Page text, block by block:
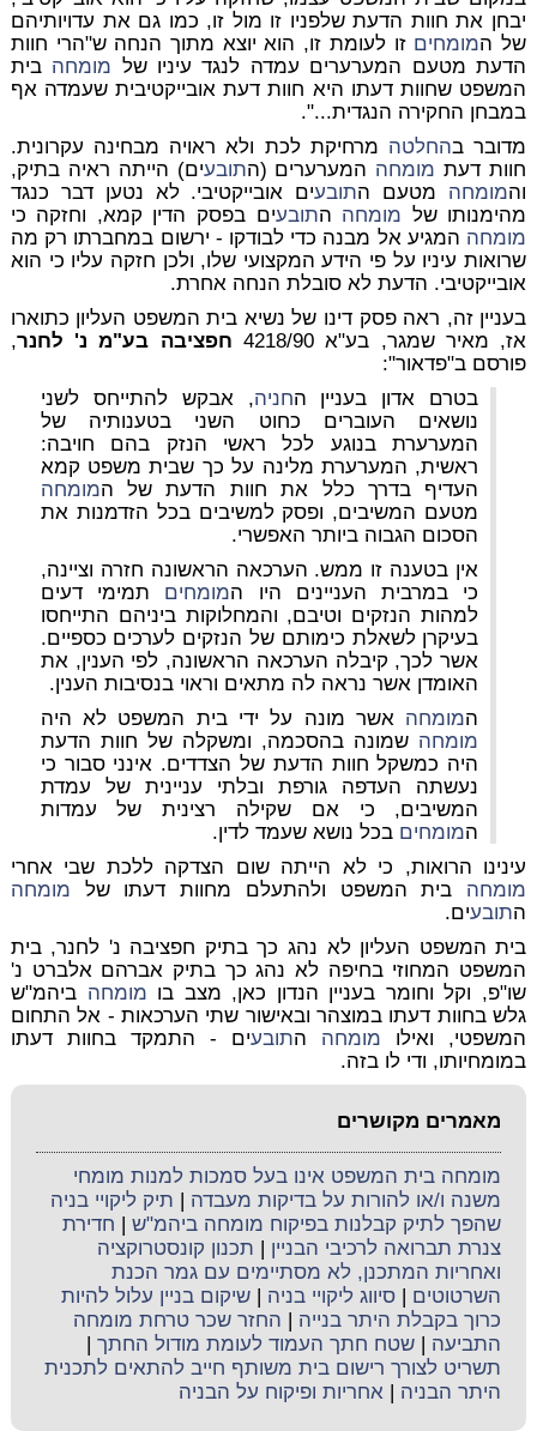
יבחן את חוות הדעת שלפניו זו מול זו, כמו גם את עדויותיהם
של המומחים זו לעומת זו, הוא יוצא מתוך הנחה ש"הרי חוות
הדעת מטעם המערערים עמדה לנגד עיניו של מומחה בית
המשפט שחוות דעתו היא חוות דעת אובייקטיבית שעמדה אף
במבחן החקירה הנגדית...".
מדובר בהחלטה מרחיקת לכת ולא ראויה מבחינה עקרונית.
חוות דעת מומחה המערערים (התובעים) הייתה ראיה בתיק,
והמומחה מטעם התובעים אובייקטיבי. לא נטען דבר כנגד
מהימנותו של מומחה התובעים בפסק הדין קמא, וחזקה כי
מומחה המגיע אל מבנה כדי לבודקו - ירשום במחברתו רק מה
שרואות עיניו על פי הידע המקצועי שלו, ולכן חזקה עליו כי הוא
אובייקטיבי. הדעת לא סובלת הנחה אחרת.
בעניין זה, ראה פסק דינו של נשיא בית המשפט העליון כתוארו
אז, מאיר שמגר, בע"א 4218/90
חפציבה בע"מ נ' לחנר,
פורסם ב"פדאור":
בטרם אדון בעניין החניה, אבקש להתייחס לשני
נושאים העוברים כחוט השני בטענותיה של
המערערת בנוגע לכל ראשי הנזק בהם חויבה:
ראשית, המערערת מלינה על כך שבית משפט קמא
העדיף בדרך כלל את חוות הדעת של המומחה
מטעם המשיבים, ופסק למשיבים בכל הזדמנות את
הסכום הגבוה ביותר האפשרי.
אין בטענה זו ממש. הערכאה הראשונה חזרה וציינה,
כי במרבית העניינים היו המומחים תמימי דעים
למהות הנזקים וטיבם, והמחלוקות ביניהם התייחסו
בעיקרן לשאלת כימותם של הנזקים לערכים כספיים.
אשר לכך, קיבלה הערכאה הראשונה, לפי הענין, את
האומדן אשר נראה לה מתאים וראוי בנסיבות הענין.
המומחה אשר מונה על ידי בית המשפט לא היה
מומחה שמונה בהסכמה, ומשקלה של חוות הדעת
היה כמשקל חוות הדעת של הצדדים. אינני סבור כי
נעשתה העדפה גורפת ובלתי עניינית של עמדת
המשיבים, כי אם שקילה רצינית של עמדות
המומחים בכל נושא שעמד לדין.
עינינו הרואות, כי לא הייתה שום הצדקה ללכת שבי אחרי
מומחה בית המשפט ולהתעלם מחוות דעתו של מומחה
התובעים.
בית המשפט העליון לא נהג כך בתיק חפציבה נ' לחנר, בית
המשפט המחוזי בחיפה לא נהג כך בתיק אברהם אלברט נ'
שו"פ, וקל וחומר בעניין הנדון כאן, מצב בו מומחה ביהמ"ש
גלש בחוות דעתו במוצהר ובאישור שתי הערכאות - אל התחום
המשפטי, ואילו מומחה התובעים - התמקד בחוות דעתו
במומחיותו, ודי לו בזה.
מאמרים מקושרים
מומחה בית המשפט אינו בעל סמכות למנות מומחי
משנה ו/או להורות על בדיקות מעבדה
תיק ליקויי בניה
שהפך לתיק קבלנות בפיקוח מומחה ביהמ"ש
חדירת
צנרת תברואה לרכיבי הבניין
תכנון קונסטרוקציה
ואחריות המתכנן, לא מסתיימים עם גמר הכנת
השרטוטים |סיווג ליקויי בניה |שיקום בניין עלול להיות
כרוך בקבלת היתר בנייה
החזר שכר טרחת מומחה
התביעה |שטח חתך העמוד לעומת מודול החתך
תשריט לצורך רישום בית משותף חייב להתאים לתכנית
היתר הבניה |אחריות ופיקוח על הבניה